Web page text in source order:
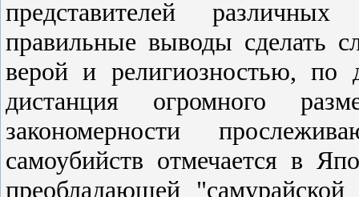
представителей
правильные выводы сделать
верой и религиозностью, по
дистанция огромного
закономерности
самоубийств отмечается в
преобладающей